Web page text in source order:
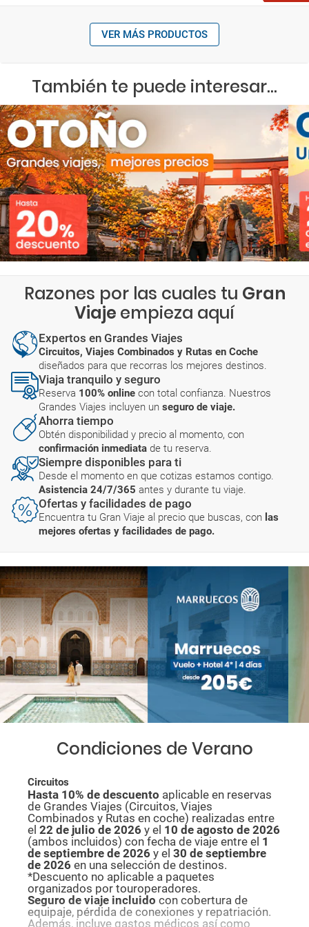
VER MÁS PRODUCTOS
También te puede interesar...
Razones por las cuales tu Gran
Viaje empieza aquí
Expertos en Grandes Viajes
Circuitos, Viajes Combinados y Rutas en Coche
diseñados para que recorras los mejores destinos.
Viaja tranquilo y seguro
Reserva 100% online con total confianza. Nuestros
Grandes Viajes incluyen un seguro de viaje.
Ahorra tiempo
Obtén disponibilidad y precio al momento, con
confirmación inmediata de tu reserva.
Siempre disponibles para ti
Desde el momento en que cotizas estamos contigo.
Asistencia 24/7/365 antes y durante tu viaje.
Ofertas y facilidades de pago
Encuentra tu Gran Viaje al precio que buscas, con las
mejores ofertas y facilidades de pago.
Condiciones de Verano
Circuitos
Hasta 10% de descuento aplicable en reservas
de Grandes Viajes (Circuitos, Viajes
Combinados y Rutas en coche) realizadas entre
el 22 de julio de 2026 y el 10 de agosto de 2026
(ambos incluidos) con fecha de viaje entre el 1
de septiembre de 2026 y el 30 de septiembre
de 2026 en una selección de destinos.
*Descuento no aplicable a paquetes
organizados por touroperadores.
Seguro de viaje incluido con cobertura de
equipaje, pérdida de conexiones y repatriación.
Además, incluye gastos médicos así como